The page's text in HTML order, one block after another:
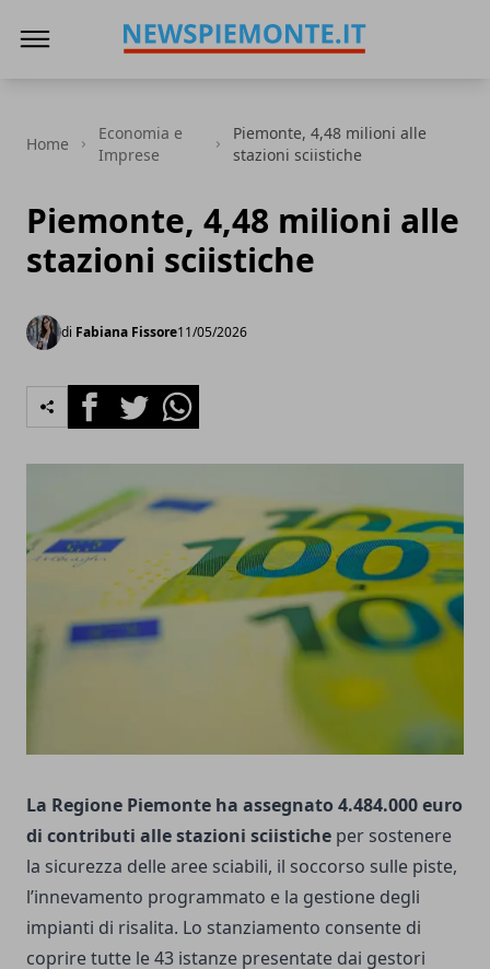
Home
Economia e
Imprese
Piemonte, 4,48 milioni alle
stazioni sciistiche
Piemonte, 4,48 milioni alle
stazioni sciistiche
di Fabiana Fissore11/05/2026
FacebookTwitterWhatsapp
La Regione Piemonte ha assegnato 4.484.000 euro
di contributi alle stazioni sciistiche per sostenere
la sicurezza delle aree sciabili, il soccorso sulle piste,
l’innevamento programmato e la gestione degli
impianti di risalita. Lo stanziamento consente di
coprire tutte le 43 istanze presentate dai gestori